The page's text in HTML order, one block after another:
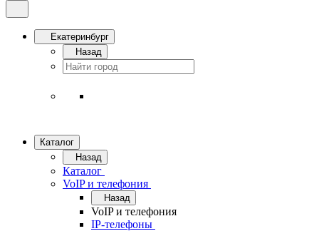
Екатеринбург
Назад
Каталог
Назад
Каталог
VoIP и телефония
Назад
VoIP и телефония
IP-телефоны